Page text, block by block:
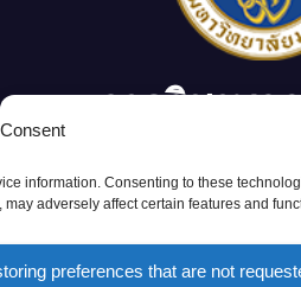
information. Consenting to these
adversely affect certain features and
preferences that are not
ภาควิชาพฤ
ภาควิชาพฤกษศาสตร์ คณะวิทย
Proudly powered by WordPress